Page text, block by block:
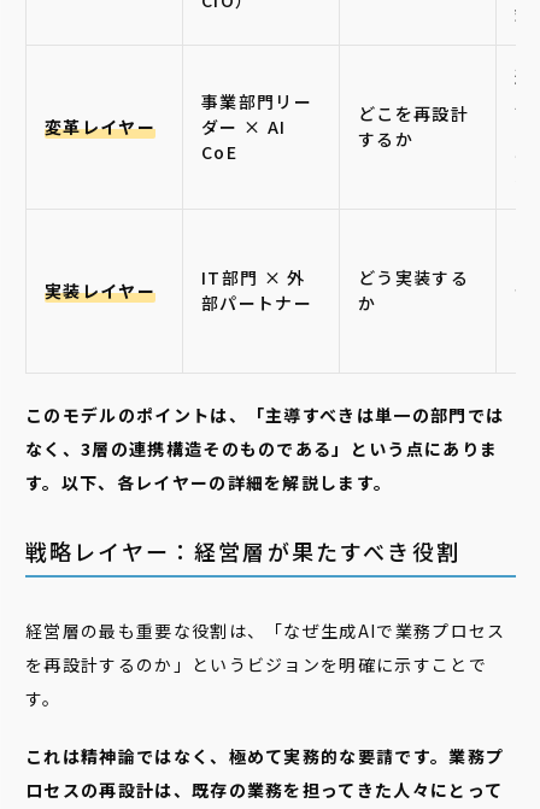
針
変革レイヤー
事業部門リー
ダー × AI
CoE
どこを再設計
するか
適
現
実装レイヤー
IT部門 × 外
部パートナー
どう実装する
か
セ
このモデルのポイントは、「主導すべきは単一の部門では
なく、3層の連携構造そのものである」という点にありま
す。以下、各レイヤーの詳細を解説します。
戦略レイヤー：経営層が果たすべき役割
経営層の最も重要な役割は、「なぜ生成AIで業務プロセス
を再設計するのか」というビジョンを明確に示すことで
す。
これは精神論ではなく、極めて実務的な要請です。業務プ
ロセスの再設計は、既存の業務を担ってきた人々にとって